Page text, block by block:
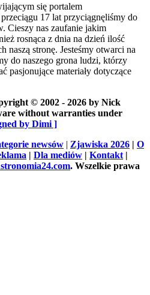
się portalem
17 lat przyciągnęliśmy do
Cieszy nas zaufanie jakim
rosnąca z dnia na dzień ilość
stronę. Jesteśmy otwarci na
do naszego grona ludzi, którzy
pasjonujące materiały dotyczące
© 2002 - 2026 by Nick
without warranties under
by Dimi ]
newsów | Zjawiska 2026 | O
| Dla mediów | Kontakt |
. Wszelkie prawa